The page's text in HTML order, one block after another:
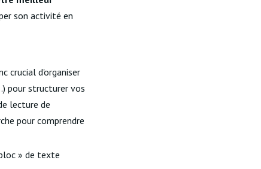
son activité en
crucial d'organiser
pour structurer vos
lecture de
pour comprendre
» de texte